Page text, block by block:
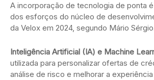
A incorporação de tecnologia de ponta
dos esforços do núcleo de
da Velox em 2024, segundo Mário
Inteligência Artificial (IA) e Machine
utilizada para personalizar ofertas de
análise de risco e melhorar a